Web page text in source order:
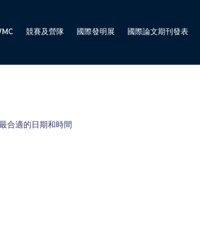
競賽及營隊 國際發明展 國際論文期刊發表
合適的日期和時間